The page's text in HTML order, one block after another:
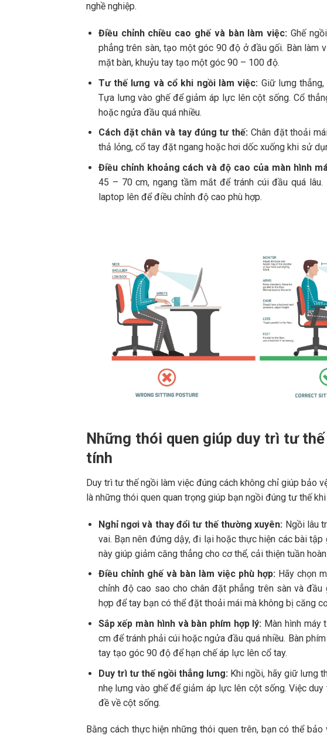
nghề nghiệp.
Điều chỉnh chiều cao ghế và bàn làm việc: Ghế
phẳng trên sàn, tạo một góc 90 độ ở đầu gối. Bàn làm
mặt bàn, khuỷu tay tạo một góc 90 – 100 độ.
Tư thế lưng và cổ khi ngồi làm việc: Giữ lưng
Tựa lưng vào ghế để giảm áp lực lên cột sống. Cổ
hoặc ngửa đầu quá nhiều.
Cách đặt chân và tay đúng tư thế: Chân đặt thoải
thả lỏng, cổ tay đặt ngang hoặc hơi dốc xuống khi sử
Điều chỉnh khoảng cách và độ cao của màn hình
45 – 70 cm, ngang tầm mắt để tránh cúi đầu quá
laptop lên để điều chỉnh độ cao phù hợp.
Những thói quen giúp duy trì tư
tính
Duy trì tư thế ngồi làm việc đúng cách không chỉ giúp bảo
là những thói quen quan trọng giúp bạn ngồi đúng tư thế
Nghỉ ngơi và thay đổi tư thế thường xuyên: Ngồi lâu
vai. Bạn nên đứng dậy, đi lại hoặc thực hiện các bài
này giúp giảm căng thẳng cho cơ thể, cải thiện tuần
Điều chỉnh ghế và bàn làm việc phù hợp: Hãy chọn
chỉnh độ cao sao cho chân đặt phẳng trên sàn và
hợp để tay bạn có thể đặt thoải mái mà không bị căng
Sắp xếp màn hình và bàn phím hợp lý: Màn hình máy
cm để tránh phải cúi hoặc ngửa đầu quá nhiều. Bàn
tay tạo góc 90 độ để hạn chế áp lực lên cổ tay.
Duy trì tư thế ngồi thẳng lưng: Khi ngồi, hãy giữ lưng
nhẹ lưng vào ghế để giảm áp lực lên cột sống. Việc
đề về cột sống.
Bằng cách thực hiện những thói quen trên, bạn có thể